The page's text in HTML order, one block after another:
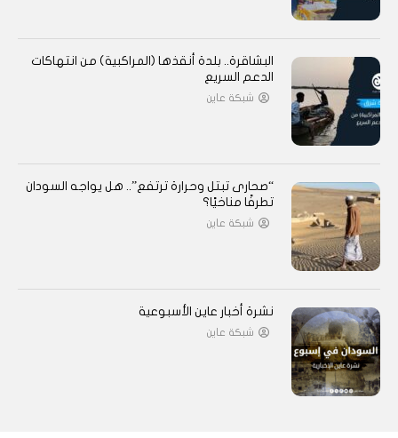
البشاقرة.. بلدة أنقذها (المراكبية) من انتهاكات
الدعم السريع
شبكة عاين
“صحارى تبتل وحرارة ترتفع”.. هل يواجه السودان
تطرفًا مناخيًا؟
شبكة عاين
نشرة أخبار عاين الأسبوعية
شبكة عاين